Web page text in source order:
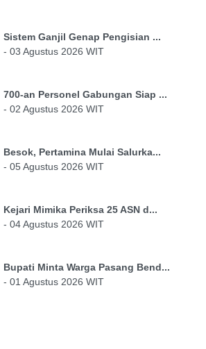
Sistem Ganjil Genap Pengisian ...
- 03 Agustus 2026 WIT
700-an Personel Gabungan Siap ...
- 02 Agustus 2026 WIT
Besok, Pertamina Mulai Salurka...
- 05 Agustus 2026 WIT
Kejari Mimika Periksa 25 ASN d...
- 04 Agustus 2026 WIT
Bupati Minta Warga Pasang Bend...
- 01 Agustus 2026 WIT